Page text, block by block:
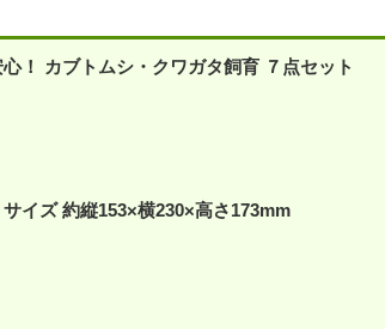
！ カブトムシ・クワガタ飼育 ７点セット
イズ 約縦153×横230×高さ173mm